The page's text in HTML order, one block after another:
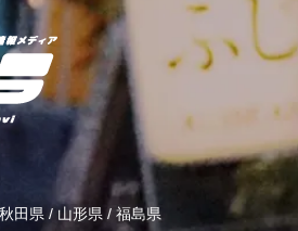
秋田県 / 山形県/ 福島県